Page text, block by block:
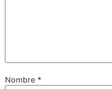
Nombre *